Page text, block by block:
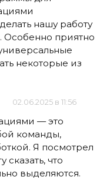
нашу работу
приятно
некоторые из
02.06.2025 в 11:56
— это
команды,
Я посмотрел
что
выделяются.